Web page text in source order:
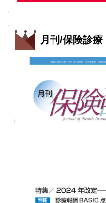
月刊/保険診療